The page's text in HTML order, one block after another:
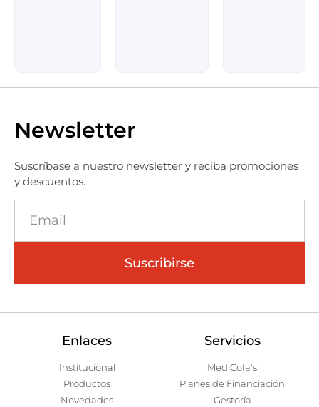
Newsletter
Suscríbase a nuestro newsletter y reciba promociones
y descuentos.
Suscribirse
Enlaces
Institucional
Productos
Novedades
Servicios
MediCofa's
Planes de Financiación
Gestoría